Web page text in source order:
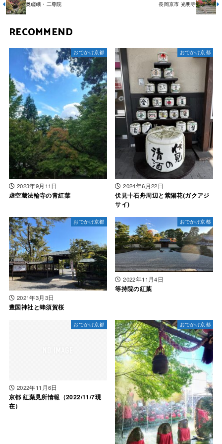
奥嵯峨・二尊院 長岡京市 光明寺
RECOMMEND
おでかけ京都
2023年9月11日
虚空蔵法輪寺の青紅葉
おでかけ京都
2024年6月22日
伏見十石舟周辺と紫陽花(ガクアジ
サイ)
おでかけ京都
2021年3月3日
豊国神社と蜂須賀桜
おでかけ京都
2022年11月4日
等持院の紅葉
おでかけ京都
2022年11月6日
京都 紅葉見所情報（2022/11/7現
在）
おでかけ京都